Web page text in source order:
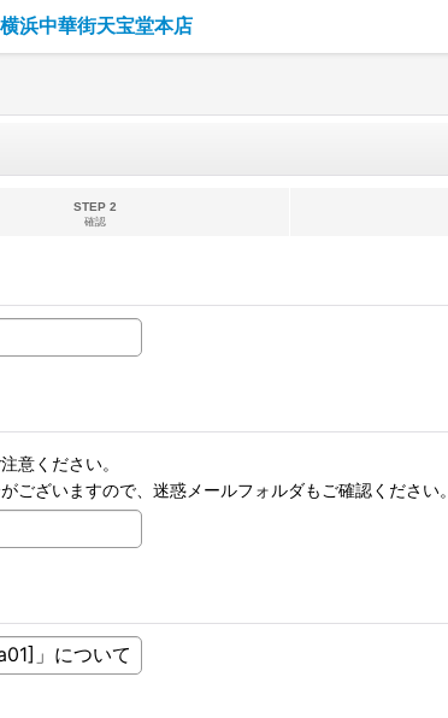
横浜中華街天宝堂本店
STEP 2
確認
意ください。
ございますので、迷惑メールフォルダもご確認ください。